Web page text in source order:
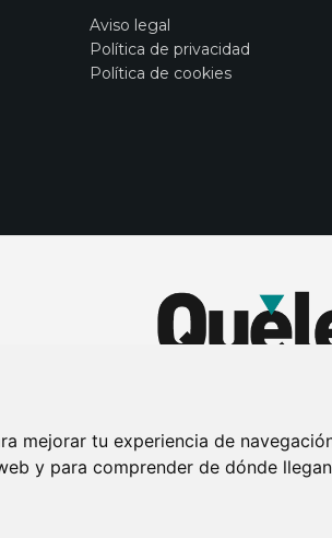
mejorar tu experiencia de
y para comprender de dónde
Aviso legal
Política de privacidad
Política de cookies
DE PRIVACIDAD PUBLICIDAD EN LA REVISTA